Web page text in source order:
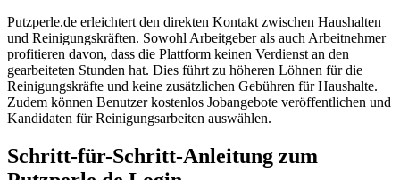
Putzperle.de erleichtert den direkten Kontakt zwischen Haushalten
und Reinigungskräften. Sowohl Arbeitgeber als auch Arbeitnehmer
profitieren davon, dass die Plattform keinen Verdienst an den
gearbeiteten Stunden hat. Dies führt zu höheren Löhnen für die
Reinigungskräfte und keine zusätzlichen Gebühren für Haushalte.
Zudem können Benutzer kostenlos Jobangebote veröffentlichen und
Kandidaten für Reinigungsarbeiten auswählen.
Schritt-für-Schritt-Anleitung zum